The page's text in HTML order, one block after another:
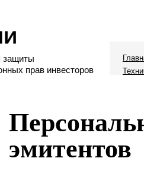
защиты
прав инвесторов
эмитентов